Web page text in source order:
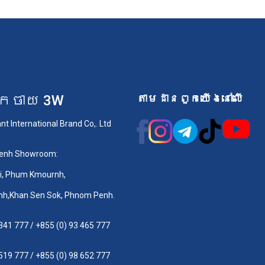
ាយ 3W
International Brand Co,. Ltd
Showroom:
Phum Kmournh,
Sen Sok, Phnom Penh.
777/ +855 (0) 93 465 777
777/ +855 (0) 98 652 777
តាមដានពួកយើងនៅលើ